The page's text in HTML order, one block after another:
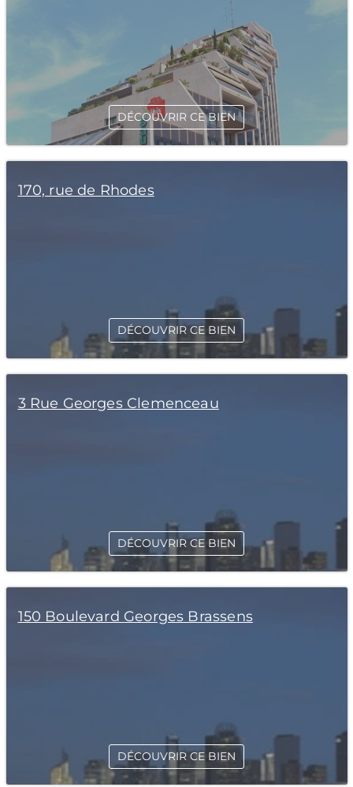
DÉCOUVRIR CE BIEN
170, rue de Rhodes
DÉCOUVRIR CE BIEN
3 Rue Georges Clemenceau
DÉCOUVRIR CE BIEN
150 Boulevard Georges Brassens
DÉCOUVRIR CE BIEN